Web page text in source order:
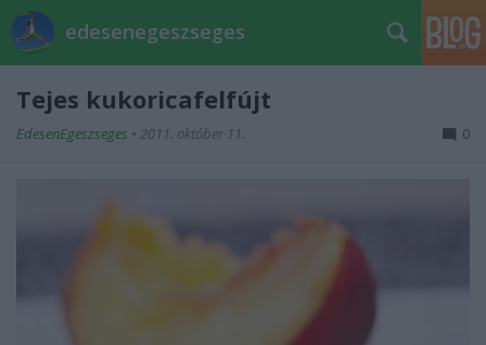
edesenegeszseges
Tejes kukoricafelfújt
EdesenEgeszseges • 2011. október 11. 0